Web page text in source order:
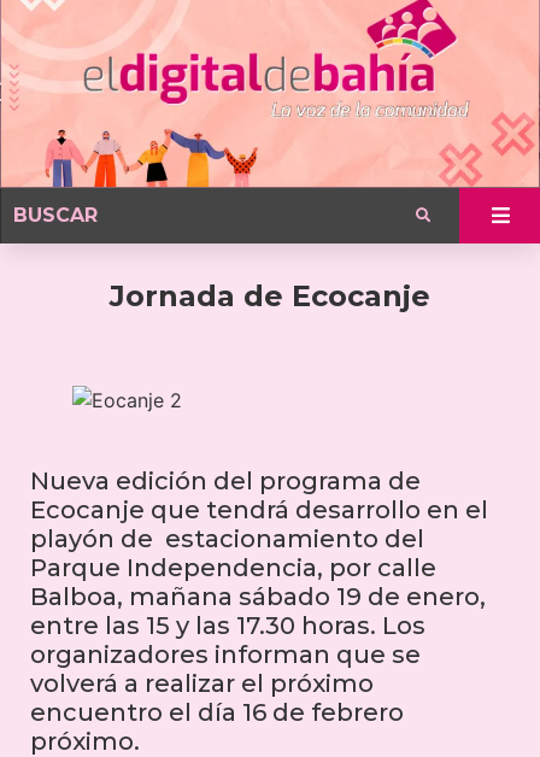
Jornada de Ecocanje
Nueva edición del programa de
Ecocanje que tendrá desarrollo en el
playón de estacionamiento del
Parque Independencia, por calle
Balboa, mañana sábado 19 de enero,
entre las 15 y las 17.30 horas. Los
organizadores informan que se
volverá a realizar el próximo
encuentro el día 16 de febrero
próximo.